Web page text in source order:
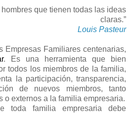
que tienen todas las ideas
claras.”
Louis Pasteur
Empresas Familiares centenarias,
. Es una herramienta que bien
todos los miembros de la familia,
la participación, transparencia,
de nuevos miembros, tanto
o externos a la familia empresaria.
toda familia empresaria debe